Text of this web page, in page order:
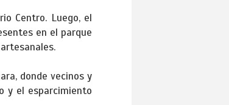
Centro. Luego, el
en el parque
donde vecinos y
y el esparcimiento